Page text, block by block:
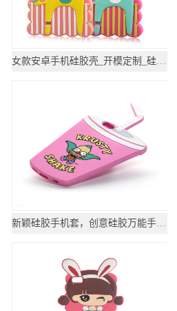
女款安卓手机硅胶壳_开模定制_硅胶套
新颖硅胶手机套，创意硅胶万能手机套_硅胶套